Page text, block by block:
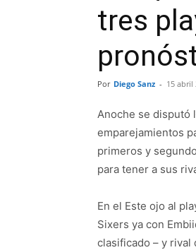
tres
Por Diego Sanz - 15 abril
Anoche se disputó
emparejamientos
primeros y
para tener a sus
En el Este ojo al
Sixers ya con
clasificado – y